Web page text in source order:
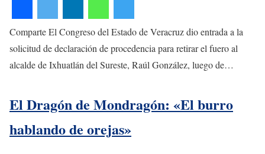
Comparte El Congreso del Estado de Veracruz dio entrada a la
solicitud de declaración de procedencia para retirar el fuero al
alcalde de Ixhuatlán del Sureste, Raúl González, luego de…
El Dragón de Mondragón: «El burro
hablando de orejas»